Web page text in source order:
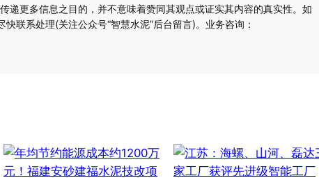
递更多信息之目的，并不意味着赞同其观点或证实其内容的真实性。如
联系处理(关注公众号“智慧水泥”后台留言)。业务咨询：